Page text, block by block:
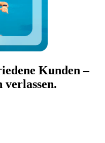
Kunden –
verlassen.